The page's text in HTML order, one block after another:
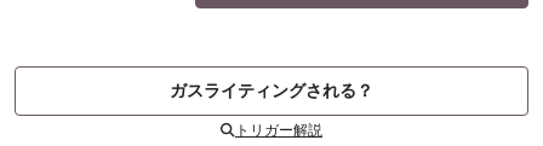
ガスライティングされる？
トリガー解説